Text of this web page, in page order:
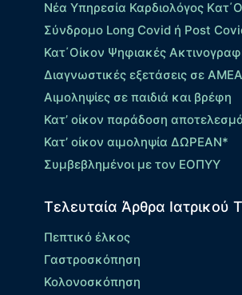
Νέα Υπηρεσία Καρδιολόγος
Σύνδρομο Long Covid ή Post
Κατ΄Οίκον Ψηφιακές
Διαγνωστικές εξετάσεις σε ΑΜΕΑ
Αιμοληψίες σε παιδιά και βρέφη
Κατ’ οίκον παράδοση
Κατ’ οίκον αιμοληψία ΔΩΡΕΑΝ*
Συμβεβλημένοι με τον ΕΟΠΥΥ
Τελευταία Άρθρα Ιατρικού
Πεπτικό έλκος
Γαστροσκόπηση
Κολονοσκόπηση